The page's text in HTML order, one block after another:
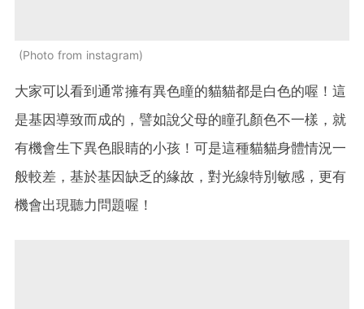
Photo from instagram
大家可以看到通常擁有異色瞳的貓貓都是白色的喔！這
是基因導致而成的，譬如說父母的瞳孔顏色不一樣，就
有機會生下異色眼睛的小孩！可是這種貓貓身體情況一
般較差，基於基因缺乏的緣故，對光線特別敏感，更有
機會出現聽力問題喔！